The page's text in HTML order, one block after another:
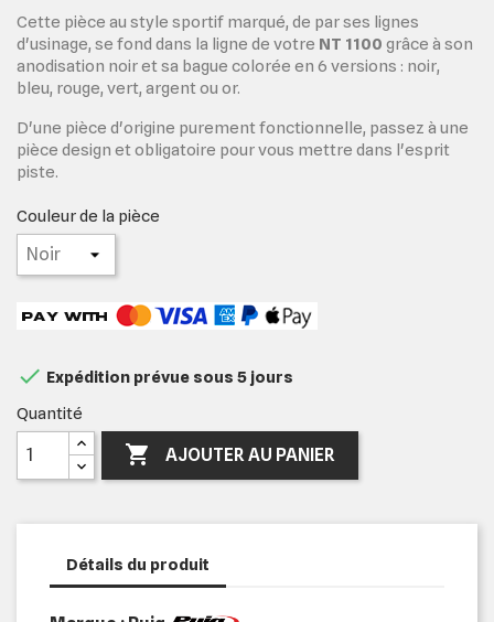
Cette pièce au style sportif marqué, de par ses lignes
d'usinage, se fond dans la ligne de votre NT 1100 grâce à son
anodisation noir et sa bague colorée en 6 versions : noir,
bleu, rouge, vert, argent ou or.
D'une pièce d'origine purement fonctionnelle, passez à une
pièce design et obligatoire pour vous mettre dans l'esprit
piste.
Couleur de la pièce
 Expédition prévue sous 5 jours
Quantité
 AJOUTER AU PANIER
Détails du produit